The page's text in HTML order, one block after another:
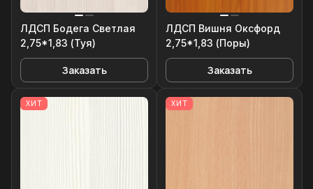
ЛДСП Бодега Светлая
2,75*1,83 (Туя)
Заказать
ЛДСП Вишня Оксфорд
2,75*1,83 (Поры)
Заказать
ХИТ ХИТ